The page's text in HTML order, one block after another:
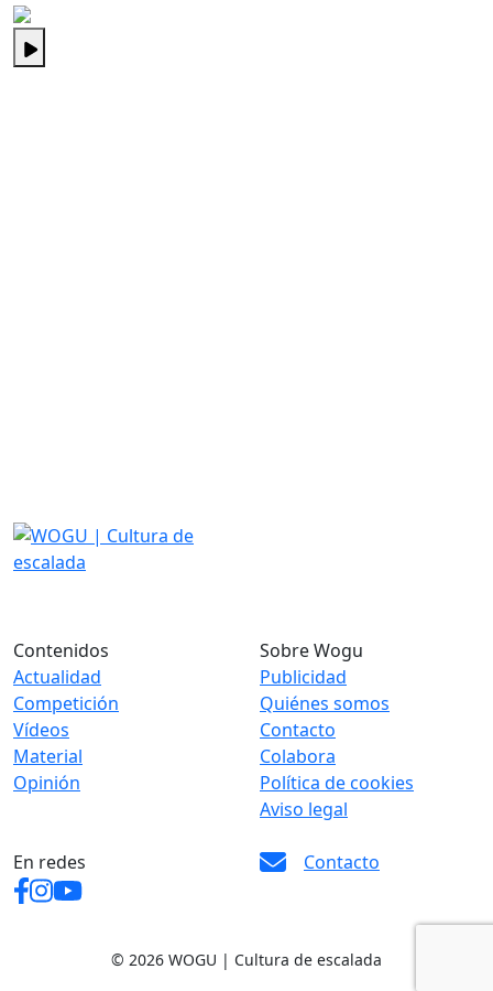
Contenidos
Actualidad
Competición
Vídeos
Material
Opinión
Sobre Wogu
Publicidad
Quiénes somos
Contacto
Colabora
Política de cookies
Aviso legal
En redes Contacto
© 2026 WOGU | Cultura de escalada